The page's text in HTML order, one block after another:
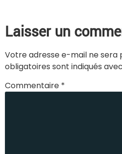
Laisser un
Votre adresse e-mail ne sera
obligatoires sont indiqués avec
Commentaire *